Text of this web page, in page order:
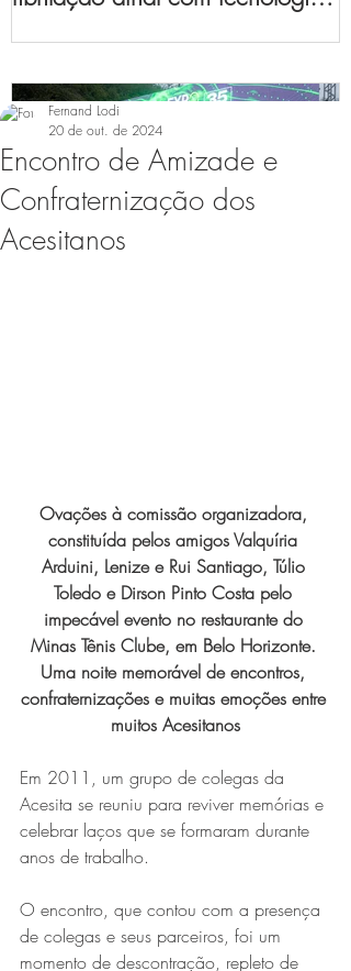
Projeto abre inscrições para
formar grupo de teatro cristão
no Vale do Aço
Encontro de Amizade e
Confraternização dos
Acesitanos
Fernand Lodi
20 de out. de 2024
Ovações à comissão organizadora,
constituída pelos amigos Valquíria
Arduini, Lenize e Rui Santiago, Túlio
Toledo e Dirson Pinto Costa pelo
impecável evento no restaurante do
Minas Tênis Clube, em Belo Horizonte.
Uma noite memorável de encontros,
confraternizações e muitas emoções entre
muitos Acesitanos
Em 2011, um grupo de colegas da
Acesita se reuniu para reviver memórias e
celebrar laços que se formaram durante
anos de trabalho.
O encontro, que contou com a presença
de colegas e seus parceiros, foi um
momento de descontração, repleto de